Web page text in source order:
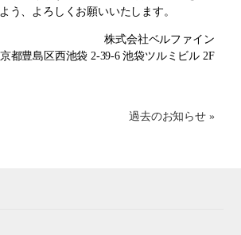
う、よろしくお願いいたします。
株式会社ベルファイン
都豊島区西池袋 2-39-6 池袋ツルミビル 2F
過去のお知らせ »